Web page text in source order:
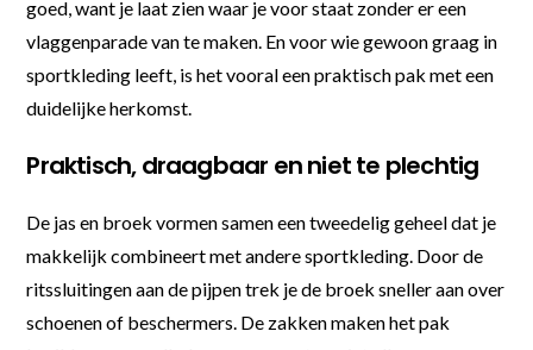
goed, want je laat zien waar je voor staat zonder er een
vlaggenparade van te maken. En voor wie gewoon graag in
sportkleding leeft, is het vooral een praktisch pak met een
duidelijke herkomst.
Praktisch, draagbaar en niet te plechtig
De jas en broek vormen samen een tweedelig geheel dat je
makkelijk combineert met andere sportkleding. Door de
ritssluitingen aan de pijpen trek je de broek sneller aan over
schoenen of beschermers. De zakken maken het pak